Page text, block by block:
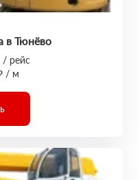
в Тюнёво
/ рейс
/ м